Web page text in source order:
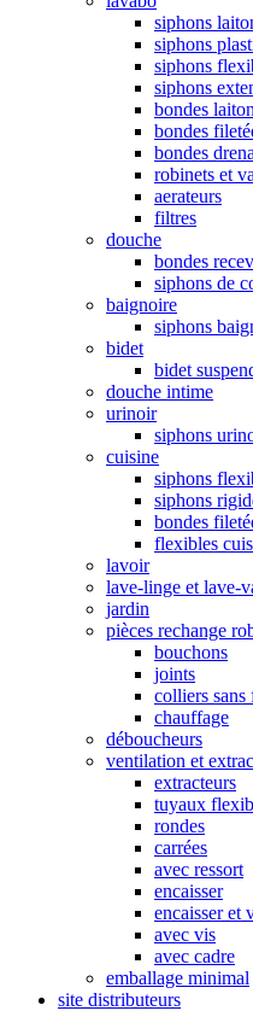
siphons
siphons
siphons
siphons
bondes laiton
bondes
bondes
robinets et
aerateurs
filtres
douche
bondes
siphons de
baignoire
siphons
bidet
bidet
douche intime
urinoir
siphons
cuisine
siphons
siphons
bondes
flexibles
lavoir
lave-linge et lave-
jardin
pièces rechange
bouchons
joints
colliers sans
chauffage
déboucheurs
ventilation et
extracteurs
tuyaux
rondes
carrées
avec ressort
encaisser
encaisser et
avec vis
avec cadre
emballage minimal
site distributeurs